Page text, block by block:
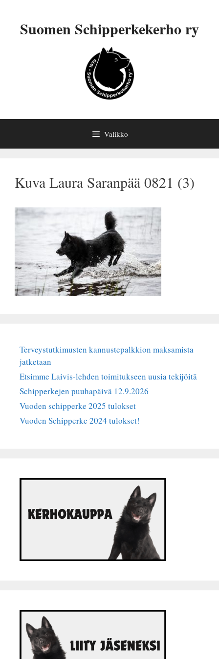
Suomen Schipperkekerho ry
Valikko
Kuva Laura Saranpää 0821 (3)
Terveystutkimusten kannustepalkkion maksamista
jatketaan
Etsimme Laivis-lehden toimitukseen uusia tekijöitä
Schipperkejen puuhapäivä 12.9.2026
Vuoden schipperke 2025 tulokset
Vuoden Schipperke 2024 tulokset!